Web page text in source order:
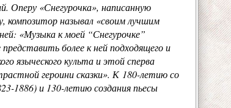
. Оперу «Снегурочка», написанную
композитор называл «своим лучшим
«Музыка к моей “Снегурочке”
представить более к ней подходящего и
языческого культа и этой сперва
героини сказки». К 180-летию со
1886) и 130-летию создания пьесы